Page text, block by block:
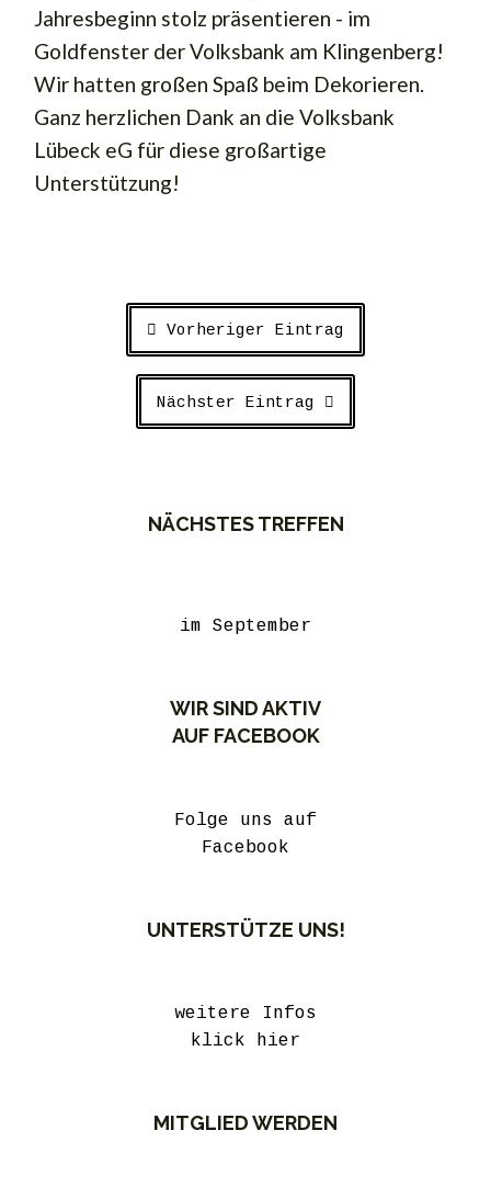
Jahresbeginn stolz präsentieren - im
Goldfenster der Volksbank am Klingenberg!
Wir hatten großen Spaß beim Dekorieren.
Ganz herzlichen Dank an die Volksbank
Lübeck eG für diese großartige
Unterstützung!
Vorheriger Eintrag
Nächster Eintrag
NÄCHSTES TREFFEN
im September
WIR SIND AKTIV
AUF FACEBOOK
Folge uns auf
Facebook
UNTERSTÜTZE UNS!
weitere Infos
klick hier
MITGLIED WERDEN